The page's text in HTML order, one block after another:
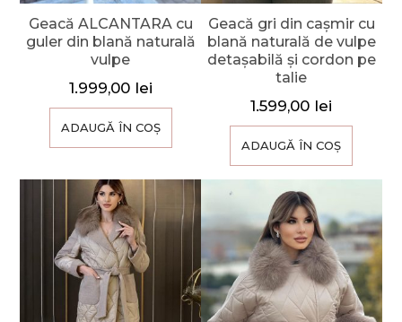
Geacă ALCANTARA cu
guler din blană naturală
vulpe
1.999,00 lei
ADAUGĂ ÎN COȘ
Geacă gri din cașmir cu
blană naturală de vulpe
detașabilă și cordon pe
talie
1.599,00 lei
ADAUGĂ ÎN COȘ